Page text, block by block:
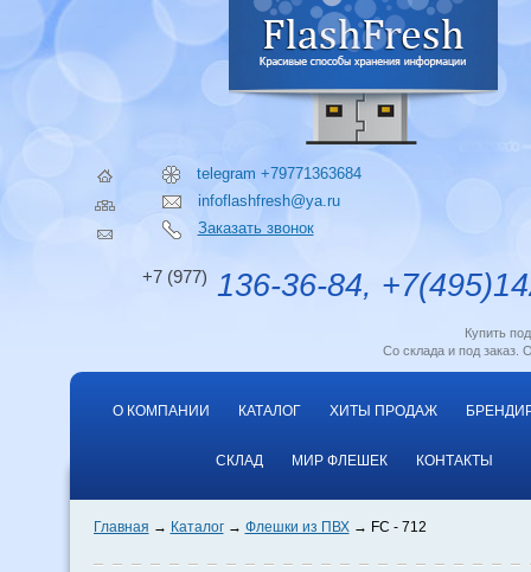
telegram +79771363684
infoflashfresh@ya.ru
Заказать звонок
+7 (977) 136-36-84,
Купить
Со склада и под заказ.
О КОМПАНИИ КАТАЛОГ ХИТЫ ПРОДАЖ
СКЛАД МИР ФЛЕШЕК КОНТАКТЫ
Главная Каталог Флешки из ПВХ FC - 712